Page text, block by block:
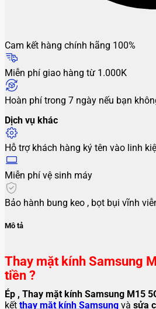
Cam kết hàng chính hãng 100%
Miễn phí giao hàng từ 1.000K
Hoàn phí trong 7 ngày nếu bạn
Dịch vụ khác
Hỗ trợ khách hàng ký tên vào linh
Miễn phí vệ sinh máy
Bảo hành bung keo , bọt bụi vĩnh
Mô tả
Thay mặt kính Samsung
tiền ?
Ép , Thay mặt kính Samsung M15
kết thay mặt kính Samsung và sửa